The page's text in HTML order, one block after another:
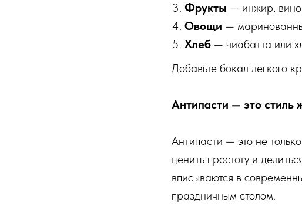
Фрукты — инжир,
Овощи —
Хлеб — чиабатта или
Добавьте бокал легкого
Антипасти — это стиль
Антипасти — это не
ценить простоту и
вписываются в
праздничным столом.